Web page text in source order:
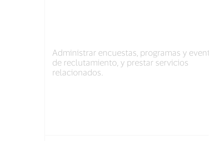
Administrar encuestas, programas y eventos
de reclutamiento, y prestar servicios
relacionados.